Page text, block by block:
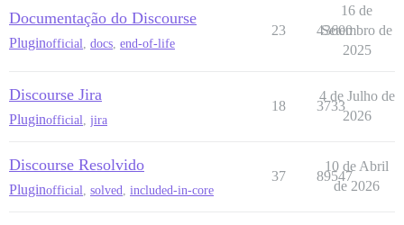
Documentação do Discourse
Pluginofficial docs end-of-life
23 43600
16 de
Setembro de
2025
Discourse Jira
Pluginofficial jira
18 3733
4 de Julho de
2026
Discourse Resolvido
Pluginofficial solved included-in-core
37 89547
10 de Abril
de 2026